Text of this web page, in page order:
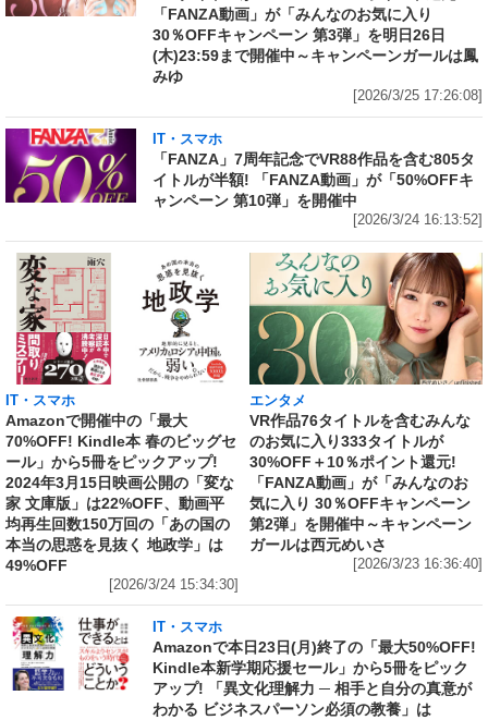
「FANZA動画」が「みんなのお気に入り
30％OFFキャンペーン 第3弾」を明日26日
(木)23:59まで開催中～キャンペーンガールは鳳
みゆ
[2026/3/25 17:26:08]
IT・スマホ
「FANZA」7周年記念でVR88作品を含む805タ
イトルが半額! 「FANZA動画」が「50%OFFキ
ャンペーン 第10弾」を開催中
[2026/3/24 16:13:52]
IT・スマホ
Amazonで開催中の「最大
70%OFF! Kindle本 春のビッグセ
ール」から5冊をピックアップ!
2024年3月15日映画公開の「変な
家 文庫版」は22%OFF、動画平
均再生回数150万回の「あの国の
本当の思惑を見抜く 地政学」は
49%OFF
[2026/3/24 15:34:30]
エンタメ
VR作品76タイトルを含むみんな
のお気に入り333タイトルが
30%OFF＋10％ポイント還元!
「FANZA動画」が「みんなのお
気に入り 30％OFFキャンペーン
第2弾」を開催中～キャンペーン
ガールは西元めいさ
[2026/3/23 16:36:40]
IT・スマホ
Amazonで本日23日(月)終了の「最大50%OFF!
Kindle本新学期応援セール」から5冊をピック
アップ! 「異文化理解力 ─ 相手と自分の真意が
わかる ビジネスパーソン必須の教養」は